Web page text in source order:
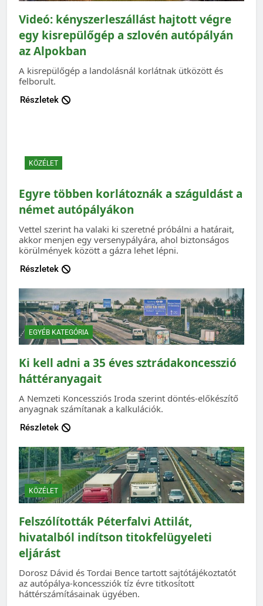
Videó: kényszerleszállást hajtott végre
egy kisrepülőgép a szlovén autópályán
az Alpokban
A kisrepülőgép a landolásnál korlátnak ütközött és
felborult.
Részletek
KÖZÉLET
Egyre többen korlátoznák a száguldást a
német autópályákon
Vettel szerint ha valaki ki szeretné próbálni a határait,
akkor menjen egy versenypályára, ahol biztonságos
körülmények között a gázra lehet lépni.
Részletek
EGYÉB KATEGÓRIA
Ki kell adni a 35 éves sztrádakoncesszió
háttéranyagait
A Nemzeti Koncessziós Iroda szerint döntés-előkészítő
anyagnak számítanak a kalkulációk.
Részletek
KÖZÉLET
Felszólították Péterfalvi Attilát,
hivatalból indítson titokfelügyeleti
eljárást
Dorosz Dávid és Tordai Bence tartott sajtótájékoztatót
az autópálya-koncessziók tíz évre titkosított
háttérszámításainak ügyében.